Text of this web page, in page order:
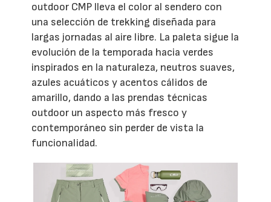
outdoor CMP lleva el color al sendero con
una selección de trekking diseñada para
largas jornadas al aire libre. La paleta sigue la
evolución de la temporada hacia verdes
inspirados en la naturaleza, neutros suaves,
azules acuáticos y acentos cálidos de
amarillo, dando a las prendas técnicas
outdoor un aspecto más fresco y
contemporáneo sin perder de vista la
funcionalidad.